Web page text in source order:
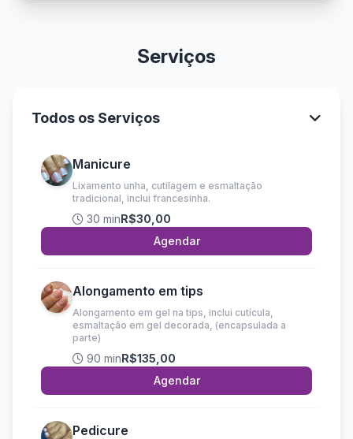
Serviços
Todos os Serviços
Manicure
Lixamento unha, cutilagem e esmaltação
tradicional, inclui francesinha.
30 minR$30,00
Agendar
Alongamento em tips
Alongamento em gel na tips, inclui cutícula,
esmaltação em gel decorada, (encapsulada a
parte)
90 minR$135,00
Agendar
Pedicure